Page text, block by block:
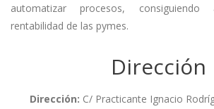
automatizar procesos,
rentabilidad de las pymes.
Dirección
Dirección: C/ Practicante Ignacio